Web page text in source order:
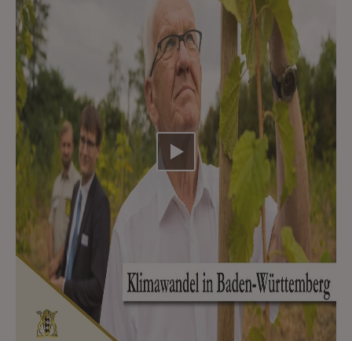
Video abspielen